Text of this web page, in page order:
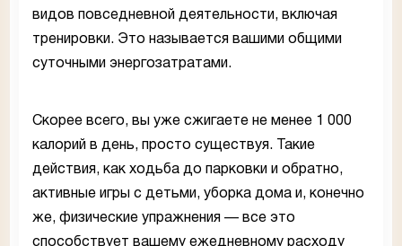
видов повседневной деятельности, включая
тренировки. Это называется вашими общими
суточными энергозатратами.
Скорее всего, вы уже сжигаете не менее 1 000
калорий в день, просто существуя. Такие
действия, как ходьба до парковки и обратно,
активные игры с детьми, уборка дома и, конечно
же, физические упражнения — все это
способствует вашему ежедневному расходу